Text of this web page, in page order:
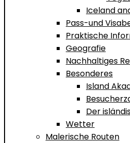
Iceland
Pass-und
Praktische
Geografie
Nachhaltiges
Besonderes
Island
Der
Wetter
Malerische Routen